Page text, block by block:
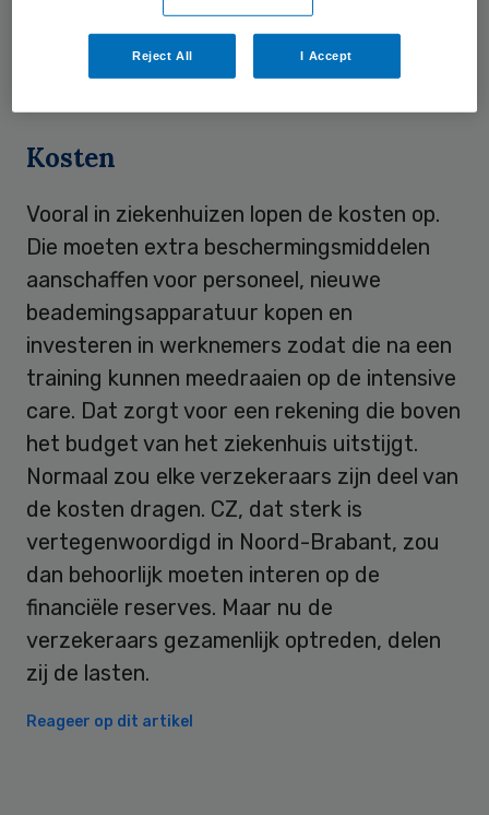
problemen komen, kunnen zij voor steun
terecht bij de overheid en bij de
zorgverzekeraars, zegt Van Houten.
Kosten
Vooral in ziekenhuizen lopen de kosten op.
Die moeten extra beschermingsmiddelen
aanschaffen voor personeel, nieuwe
beademingsapparatuur kopen en
investeren in werknemers zodat die na een
training kunnen meedraaien op de intensive
care. Dat zorgt voor een rekening die boven
het budget van het ziekenhuis uitstijgt.
Normaal zou elke verzekeraars zijn deel van
de kosten dragen. CZ, dat sterk is
vertegenwoordigd in Noord-Brabant, zou
dan behoorlijk moeten interen op de
financiële reserves. Maar nu de
verzekeraars gezamenlijk optreden, delen
zij de lasten.
Reageer op dit artikel
Reject All I Accept